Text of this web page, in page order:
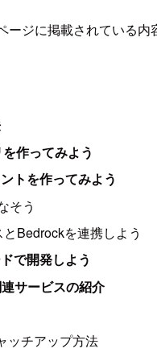
ジに掲載されている内
作ってみよう
トを作ってみよう
そう
Bedrockを連携しよう
で開発しよう
サービスの紹介
ッチアップ方法